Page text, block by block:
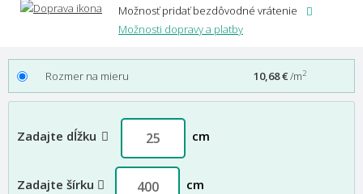
Možnosť pridať bezdôvodné vrátenie
Možnosti dopravy a platby
Rozmer na mieru 10,68 €/m2
Zadajte dĺžku cm
Zadajte šírku cm